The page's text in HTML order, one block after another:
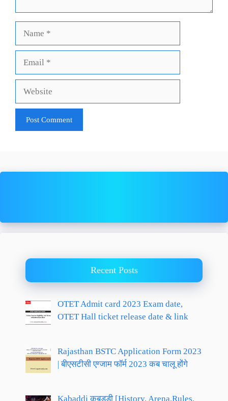
Recent Posts
OTET Admit card 2023 Exam date,
OTET Hall ticket release date & link
Rajasthan BSTC Application Form 2023
| बीएसटीसी एग्जाम फॉर्म 2023 कब चालू होंगे
Kabaddi कबड्डी [History, Arena,Rules,